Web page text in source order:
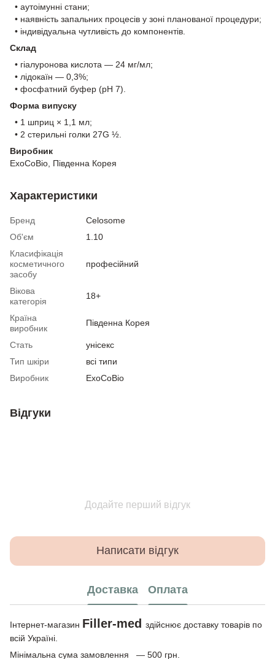
• аутоімунні стани;
• наявність запальних процесів у зоні планованої процедури;
• індивідуальна чутливість до компонентів.
Склад
• гіалуронова кислота — 24 мг/мл;
• лідокаїн — 0,3%;
• фосфатний буфер (pH 7).
Форма випуску
• 1 шприц × 1,1 мл;
• 2 стерильні голки 27G ½.
Виробник
ExoCoBio, Південна Корея
Характеристики
Бренд
Celosome
Об'єм
1.10
Класифікація
косметичного
засобу
професійний
Вікова
категорія
18+
Країна
виробник
Південна Корея
Стать
унісекс
Тип шкіри
всі типи
Виробник
ExoCoBio
Відгуки
Додайте перший відгук
Написати відгук
Доставка Оплата
Інтернет-магазин Filler-med здійснює доставку товарів по
всій Україні.
Мінімальна сума замовлення — 500 грн.